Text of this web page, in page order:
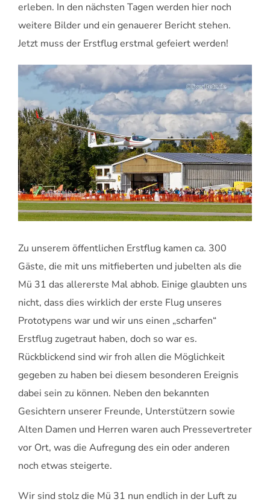
erleben. In den nächsten Tagen werden hier noch
weitere Bilder und ein genauerer Bericht stehen.
Jetzt muss der Erstflug erstmal gefeiert werden!
Zu unserem öffentlichen Erstflug kamen ca. 300
Gäste, die mit uns mitfieberten und jubelten als die
Mü 31 das allererste Mal abhob. Einige glaubten uns
nicht, dass dies wirklich der erste Flug unseres
Prototypens war und wir uns einen „scharfen“
Erstflug zugetraut haben, doch so war es.
Rückblickend sind wir froh allen die Möglichkeit
gegeben zu haben bei diesem besonderen Ereignis
dabei sein zu können. Neben den bekannten
Gesichtern unserer Freunde, Unterstützern sowie
Alten Damen und Herren waren auch Pressevertreter
vor Ort, was die Aufregung des ein oder anderen
noch etwas steigerte.
Wir sind stolz die Mü 31 nun endlich in der Luft zu